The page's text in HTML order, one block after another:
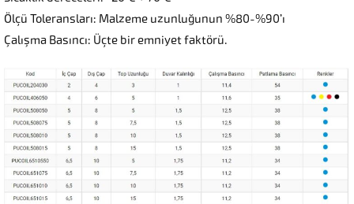
Ölçü Toleransları: Malzeme uzunluğunun %80-%90’ı
Çalışma Basıncı: Üçte bir emniyet faktörü.